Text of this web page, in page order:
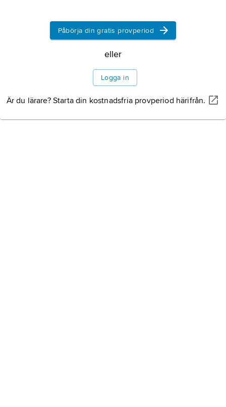
Påbörja din gratis provperiod
eller
Logga in
Är du lärare? Starta din kostnadsfria provperiod härifrån.